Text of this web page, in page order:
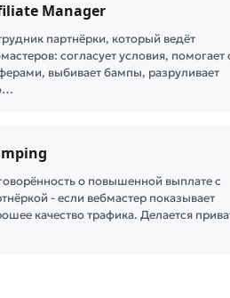
Manager
партнёрки, который ведёт
согласует условия, помогает
выбивает бампы, разруливает
о повышенной выплате с
- если вебмастер показывает
качество трафика. Делается